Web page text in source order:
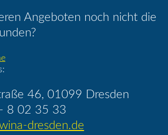
Angeboten noch nicht die
46, 01099 Dresden
- 8 02 35 33
dresden.de